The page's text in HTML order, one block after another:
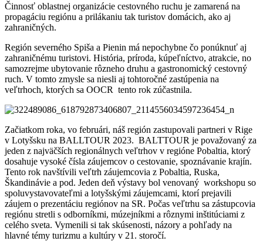
Činnosť oblastnej organizácie cestovného ruchu je zamarená na
propagáciu regiónu a prilákaniu tak turistov domácich, ako aj
zahraničných.
Región severného Spiša a Pienin má nepochybne čo ponúknuť aj
zahraničnému turistovi. História, príroda, kúpeľníctvo, atrakcie, no
samozrejme ubytovanie rôzneho druhu a gastronomický cestovný
ruch. V tomto zmysle sa niesli aj tohtoročné zastúpenia na
veľtrhoch, ktorých sa OOCR tento rok zúčastnila.
Začiatkom roka, vo februári, náš región zastupovali partneri v Rige
v Lotyšsku na BALLTOUR 2023. BALTTOUR je považovaný za
jeden z najväčších regionálnych veľtrhov v regióne Pobaltia, ktorý
dosahuje vysoké čísla záujemcov o cestovanie, spoznávanie krajín.
Tento rok navštívili veľtrh záujemcovia z Pobaltia, Ruska,
Škandinávie a pod. Jeden deň výstavy bol venovaný workshopu so
spoluvystavovateľmi a lotyšskými záujemcami, ktorí prejavili
záujem o prezentáciu regiónov na SR. Počas veľtrhu sa zástupcovia
regiónu stretli s odborníkmi, múzejníkmi a rôznymi inštitúciami z
celého sveta. Vymenili si tak skúsenosti, názory a pohľady na
hlavné témy turizmu a kultúry v 21. storočí.